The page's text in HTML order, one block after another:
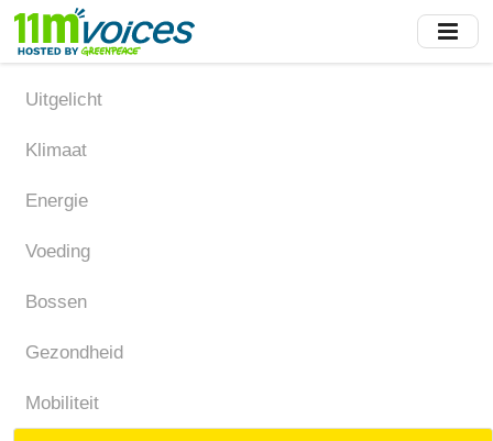
Skip
main
content
Uitgelicht
Klimaat
Energie
Voeding
Bossen
Gezondheid
Mobiliteit